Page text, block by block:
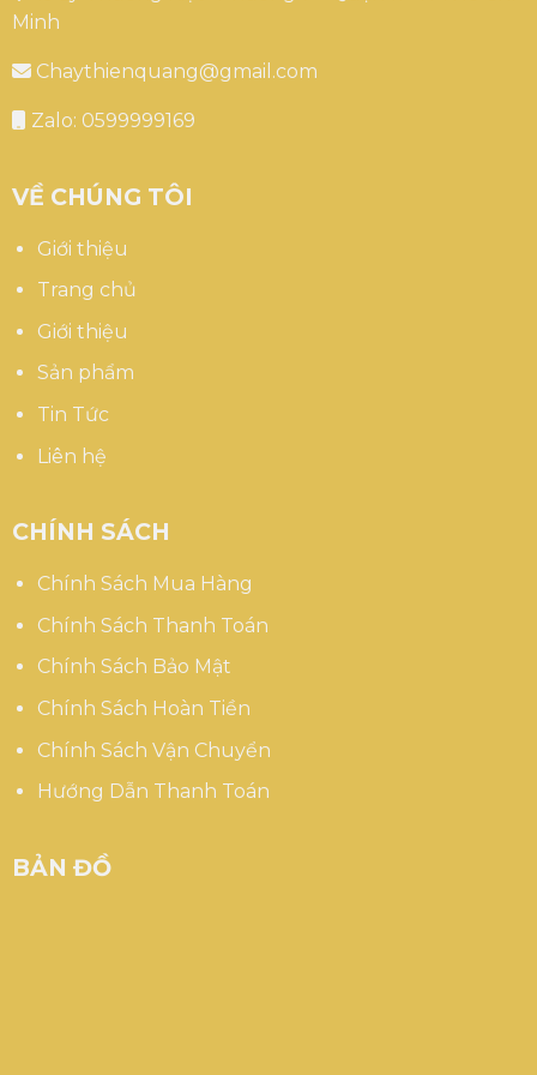
Minh
Chaythienquang@gmail.com
Zalo: 0599999169
VỀ CHÚNG TÔI
Giới thiệu
Trang chủ
Giới thiệu
Sản phẩm
Tin Tức
Liên hệ
CHÍNH SÁCH
Chính Sách Mua Hàng
Chính Sách Thanh Toán
Chính Sách Bảo Mật
Chính Sách Hoàn Tiền
Chính Sách Vận Chuyển
Hướng Dẫn Thanh Toán
BẢN ĐỒ